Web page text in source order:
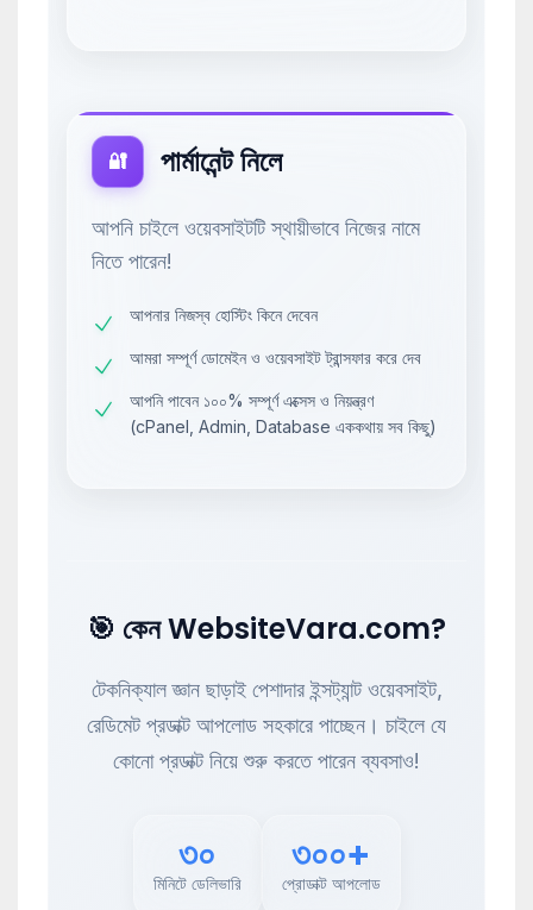
🔐 পার্মানেন্ট নিলে
আপনি চাইলে ওয়েবসাইটটি স্থায়ীভাবে নিজের নামে
নিতে পারেন!
আপনার নিজস্ব হোস্টিং কিনে দেবেন
আমরা সম্পূর্ণ ডোমেইন ও ওয়েবসাইট ট্রান্সফার করে দেব
আপনি পাবেন ১০০% সম্পূর্ণ এক্সেস ও নিয়ন্ত্রণ
(cPanel, Admin, Database এককথায় সব কিছু)
🎯 কেন WebsiteVara.com?
টেকনিক্যাল জ্ঞান ছাড়াই পেশাদার ইন্সট্যান্ট ওয়েবসাইট,
রেডিমেট প্রডাক্ট আপলোড সহকারে পাচ্ছেন। চাইলে যে
কোনো প্রডাক্ট নিয়ে শুরু করতে পারেন ব্যবসাও!
৩০
মিনিটে ডেলিভারি
৩০০+
প্রোডাক্ট আপলোড